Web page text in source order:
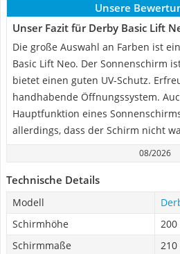
Unsere
Unser Fazit für Derby Basic Lift
Die große Auswahl an Farben ist
Basic Lift Neo. Der Sonnenschirm
bietet einen guten UV-Schutz.
handhabende Öffnungssystem.
Hauptfunktion eines
allerdings, dass der Schirm nicht
08/2026
Technische Details
Modell
Schirmhöhe
200
Schirmmaße
210